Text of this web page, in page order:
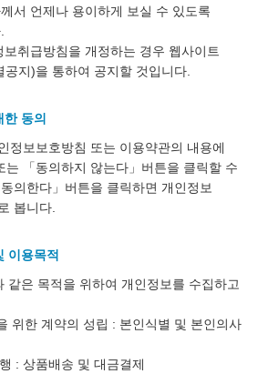
서 언제나 용이하게 보실 수 있도록
취급방침을 개정하는 경우 웹사이트
지)을 통하여 공지할 것입니다.
동의
정보보호방침 또는 이용약관의 내용에
는 「동의하지 않는다」버튼을 클릭할 수
의한다」버튼을 클릭하면 개인정보
봅니다.
이용목적
같은 목적을 위하여 개인정보를 수집하고
위한 계약의 성립 : 본인식별 및 본인의사
: 상품배송 및 대금결제